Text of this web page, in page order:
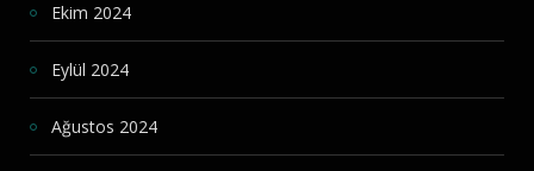
Ekim 2024
Eylül 2024
Ağustos 2024